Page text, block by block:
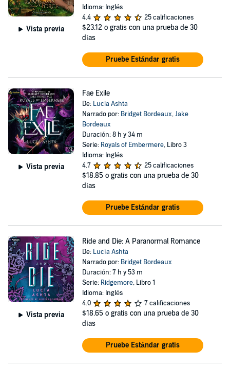
Vista previa
Idioma: Inglés
4.4
25 calificaciones
$23.12 o gratis con una prueba de 30
días
Pruebe Estándar gratis
Vista previa
Fae Exile
De: Lucia Ashta
Narrado por: Bridget Bordeaux,Jake
Bordeaux
Duración: 8 h y 34 m
Serie: Royals of Embermere, Libro 3
Idioma: Inglés
4.7
25 calificaciones
$18.85 o gratis con una prueba de 30
días
Pruebe Estándar gratis
Vista previa
Ride and Die: A Paranormal Romance
De: Lucía Ashta
Narrado por: Bridget Bordeaux
Duración: 7 h y 53 m
Serie: Ridgemore, Libro 1
Idioma: Inglés
4.0
7 calificaciones
$18.65 o gratis con una prueba de 30
días
Pruebe Estándar gratis